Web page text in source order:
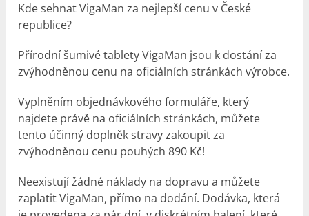
Kde sehnat VigaMan za nejlepší cenu v České
republice?
Přírodní šumivé tablety VigaMan jsou k dostání za
zvýhodněnou cenu na oficiálních stránkách výrobce.
Vyplněním objednávkového formuláře, který
najdete právě na oficiálních stránkách, můžete
tento účinný doplněk stravy zakoupit za
zvýhodněnou cenu pouhých 890 Kč!
Neexistují žádné náklady na dopravu a můžete
zaplatit VigaMan, přímo na dodání. Dodávka, která